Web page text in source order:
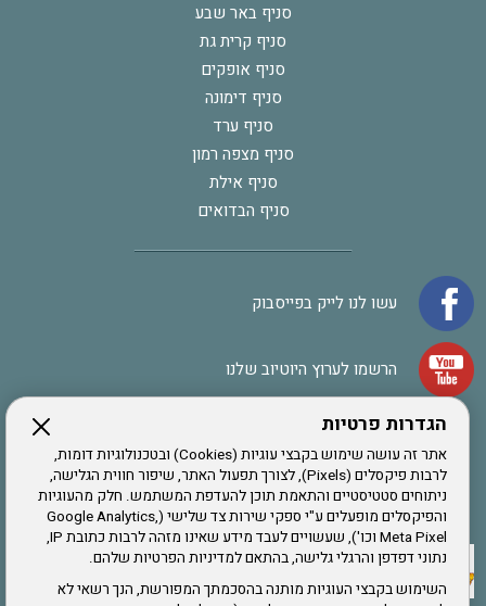
הגדרות פרטיות
אתר זה עושה שימוש בקבצי עוגיות (Cookies) ובטכנולוגיות דומות,
לרבות פיקסלים (Pixels), לצורך תפעול האתר, שיפור חווית הגלישה,
ניתוחים סטטיסטיים והתאמת תוכן להעדפת המשתמש. חלק מהעוגיות
והפיקסלים מופעלים ע"י ספקי שירות צד שלישי (Google Analytics,
Meta Pixel וכו'), שעשויים לעבד מידע שאינו מזהה לרבות כתובת IP,
נתוני דפדפן והרגלי גלישה, בהתאם למדיניות הפרטיות שלהם.
השימוש בקבצי העוגיות מותנה בהסכמתך המפורשת, הנך רשאי לא
סניף באר שבע
סניף קרית גת
סניף אופקים
סניף דימונה
סניף ערד
סניף מצפה רמון
סניף אילת
סניף הבדואים
עשו לנו לייק בפייסבוק
הרשמו לערוץ היוטיוב שלנו
אתר צה"ל
תקנון האתר